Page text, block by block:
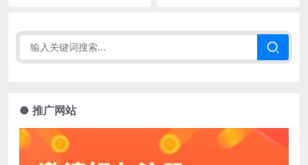
● 推广网站